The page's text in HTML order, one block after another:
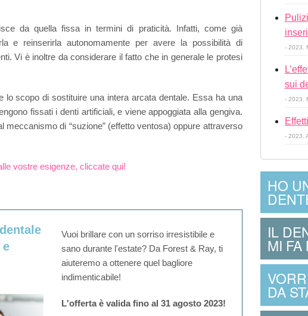
da quella fissa in termini di praticità. Infatti, come già
e reinserirla autonomamente per avere la possibilità di
Vi è inoltre da considerare il fatto che in generale le protesi
lo scopo di sostituire una intera arcata dentale. Essa ha una
fissati i denti artificiali, e viene appoggiata alla gengiva.
meccanismo di “suzione” (effetto ventosa) oppure attraverso
vostre esigenze, cliccate qui!
e
Vuoi brillare con un sorriso irresistibile e
sano durante l'estate? Da Forest & Ray, ti
aiuteremo a ottenere quel bagliore
indimenticabile!
L'offerta è valida fino al 31 agosto 2023!
- 2023.
sui
- 2023.
- 2023.
HO
IL
MI FA
DA